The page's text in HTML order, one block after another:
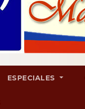
ESPECIALES